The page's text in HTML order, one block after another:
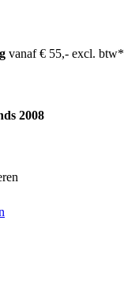
vanaf € 55,- excl. btw*
2008